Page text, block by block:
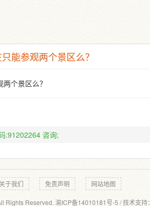
能参观两个景区么？
个景区么？
:91202264 咨询;
关于我们 免责声明 网站地图
Rights Reserved. 渝ICP备14010181号-5 / 技术支持：